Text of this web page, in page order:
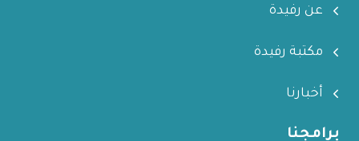
عن رفيدة
مكتبة رفيدة
أخبارنا
برامجنا